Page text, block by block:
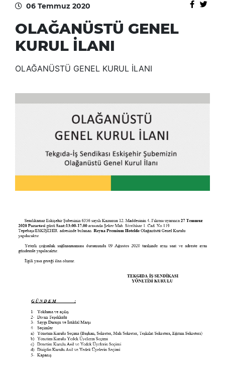
06 Temmuz 2020
OLAĞANÜSTÜ GENEL
KURUL İLANI
OLAĞANÜSTÜ GENEL KURUL İLANI